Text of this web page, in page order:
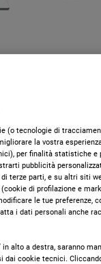
4 fuochi -
(o tecnologie di
la vostra
per finalità statistiche e
pubblicità
terze parti, e su altri siti
di profilazione e
le tue preferenze,
i dati personali anche
alto a destra, saranno
cookie tecnici.